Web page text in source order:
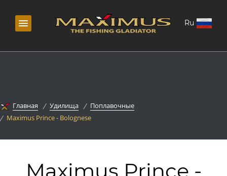
Ru
Главная Удилища
Поплавочные
Maximus Prince - Bolognese
Maximus Prince -